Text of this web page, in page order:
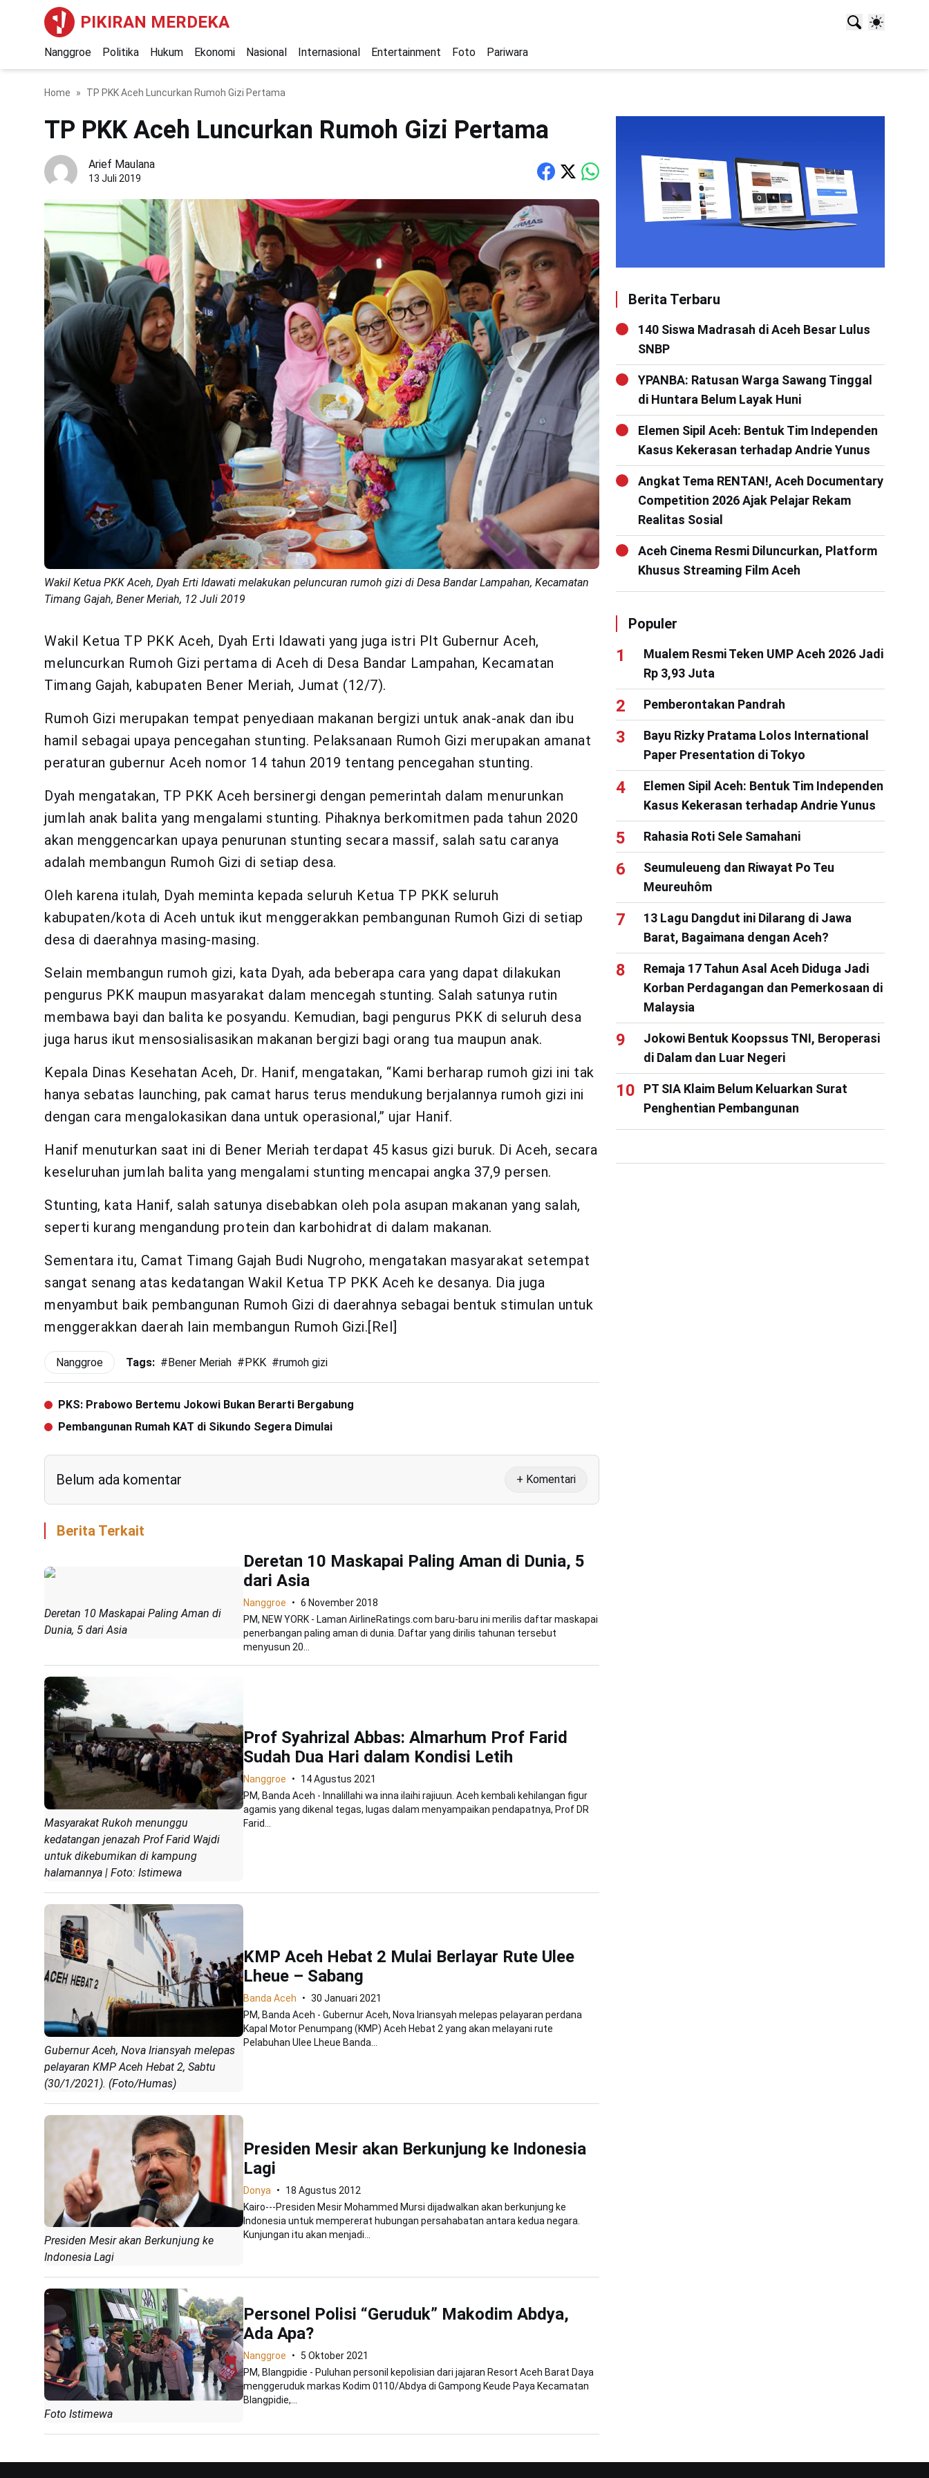
PIKIRAN MERDEKA
Nanggroe Politika Hukum Ekonomi Nasional Internasional Entertainment Foto Pariwara
Home TP PKK Aceh Luncurkan Rumoh Gizi Pertama
TP PKK Aceh Luncurkan Rumoh Gizi Pertama
Arief Maulana
13 Juli 2019
Wakil Ketua PKK Aceh, Dyah Erti Idawati melakukan peluncuran rumoh gizi di Desa Bandar Lampahan, Kecamatan
Timang Gajah, Bener Meriah, 12 Juli 2019
Wakil Ketua TP PKK Aceh, Dyah Erti Idawati yang juga istri Plt Gubernur Aceh,
meluncurkan Rumoh Gizi pertama di Aceh di Desa Bandar Lampahan, Kecamatan
Timang Gajah, kabupaten Bener Meriah, Jumat (12/7).
Rumoh Gizi merupakan tempat penyediaan makanan bergizi untuk anak-anak dan ibu
hamil sebagai upaya pencegahan stunting. Pelaksanaan Rumoh Gizi merupakan amanat
peraturan gubernur Aceh nomor 14 tahun 2019 tentang pencegahan stunting.
Dyah mengatakan, TP PKK Aceh bersinergi dengan pemerintah dalam menurunkan
jumlah anak balita yang mengalami stunting. Pihaknya berkomitmen pada tahun 2020
akan menggencarkan upaya penurunan stunting secara massif, salah satu caranya
adalah membangun Rumoh Gizi di setiap desa.
Oleh karena itulah, Dyah meminta kepada seluruh Ketua TP PKK seluruh
kabupaten/kota di Aceh untuk ikut menggerakkan pembangunan Rumoh Gizi di setiap
desa di daerahnya masing-masing.
Selain membangun rumoh gizi, kata Dyah, ada beberapa cara yang dapat dilakukan
pengurus PKK maupun masyarakat dalam mencegah stunting. Salah satunya rutin
membawa bayi dan balita ke posyandu. Kemudian, bagi pengurus PKK di seluruh desa
juga harus ikut mensosialisasikan makanan bergizi bagi orang tua maupun anak.
Kepala Dinas Kesehatan Aceh, Dr. Hanif, mengatakan, “Kami berharap rumoh gizi ini tak
hanya sebatas launching, pak camat harus terus mendukung berjalannya rumoh gizi ini
dengan cara mengalokasikan dana untuk operasional,” ujar Hanif.
Hanif menuturkan saat ini di Bener Meriah terdapat 45 kasus gizi buruk. Di Aceh, secara
keseluruhan jumlah balita yang mengalami stunting mencapai angka 37,9 persen.
Stunting, kata Hanif, salah satunya disebabkan oleh pola asupan makanan yang salah,
seperti kurang mengandung protein dan karbohidrat di dalam makanan.
Sementara itu, Camat Timang Gajah Budi Nugroho, mengatakan masyarakat setempat
sangat senang atas kedatangan Wakil Ketua TP PKK Aceh ke desanya. Dia juga
menyambut baik pembangunan Rumoh Gizi di daerahnya sebagai bentuk stimulan untuk
menggerakkan daerah lain membangun Rumoh Gizi.[Rel]
Nanggroe Tags: #Bener Meriah #PKK #rumoh gizi
PKS: Prabowo Bertemu Jokowi Bukan Berarti Bergabung
Pembangunan Rumah KAT di Sikundo Segera Dimulai
Belum ada komentar + Komentari
Berita Terkait
Deretan 10 Maskapai Paling Aman di
Dunia, 5 dari Asia
Deretan 10 Maskapai Paling Aman di Dunia, 5
dari Asia
Nanggroe
6 November 2018
PM, NEW YORK - Laman AirlineRatings.com baru-baru ini merilis daftar maskapai
penerbangan paling aman di dunia. Daftar yang dirilis tahunan tersebut
menyusun 20...
Masyarakat Rukoh menunggu
kedatangan jenazah Prof Farid Wajdi
untuk dikebumikan di kampung
halamannya | Foto: Istimewa
Prof Syahrizal Abbas: Almarhum Prof Farid
Sudah Dua Hari dalam Kondisi Letih
Nanggroe
14 Agustus 2021
PM, Banda Aceh - Innalillahi wa inna ilaihi rajiuun. Aceh kembali kehilangan figur
agamis yang dikenal tegas, lugas dalam menyampaikan pendapatnya, Prof DR
Farid...
Gubernur Aceh, Nova Iriansyah melepas
pelayaran KMP Aceh Hebat 2, Sabtu
(30/1/2021). (Foto/Humas)
KMP Aceh Hebat 2 Mulai Berlayar Rute Ulee
Lheue – Sabang
Banda Aceh
30 Januari 2021
PM, Banda Aceh - Gubernur Aceh, Nova Iriansyah melepas pelayaran perdana
Kapal Motor Penumpang (KMP) Aceh Hebat 2 yang akan melayani rute
Pelabuhan Ulee Lheue Banda...
Presiden Mesir akan Berkunjung ke
Indonesia Lagi
Presiden Mesir akan Berkunjung ke Indonesia
Lagi
Donya
18 Agustus 2012
Kairo---Presiden Mesir Mohammed Mursi dijadwalkan akan berkunjung ke
Indonesia untuk mempererat hubungan persahabatan antara kedua negara.
Kunjungan itu akan menjadi...
Foto Istimewa
Personel Polisi “Geruduk” Makodim Abdya,
Ada Apa?
Nanggroe
5 Oktober 2021
PM, Blangpidie - Puluhan personil kepolisian dari jajaran Resort Aceh Barat Daya
menggeruduk markas Kodim 0110/Abdya di Gampong Keude Paya Kecamatan
Blangpidie,...
Berita Terbaru
140 Siswa Madrasah di Aceh Besar Lulus
SNBP
YPANBA: Ratusan Warga Sawang Tinggal
di Huntara Belum Layak Huni
Elemen Sipil Aceh: Bentuk Tim Independen
Kasus Kekerasan terhadap Andrie Yunus
Angkat Tema RENTAN!, Aceh Documentary
Competition 2026 Ajak Pelajar Rekam
Realitas Sosial
Aceh Cinema Resmi Diluncurkan, Platform
Khusus Streaming Film Aceh
Populer
Mualem Resmi Teken UMP Aceh 2026 Jadi
Rp 3,93 Juta
Pemberontakan Pandrah
Bayu Rizky Pratama Lolos International
Paper Presentation di Tokyo
Elemen Sipil Aceh: Bentuk Tim Independen
Kasus Kekerasan terhadap Andrie Yunus
Rahasia Roti Sele Samahani
Seumuleueng dan Riwayat Po Teu
Meureuhôm
13 Lagu Dangdut ini Dilarang di Jawa
Barat, Bagaimana dengan Aceh?
Remaja 17 Tahun Asal Aceh Diduga Jadi
Korban Perdagangan dan Pemerkosaan di
Malaysia
Jokowi Bentuk Koopssus TNI, Beroperasi
di Dalam dan Luar Negeri
PT SIA Klaim Belum Keluarkan Surat
Penghentian Pembangunan